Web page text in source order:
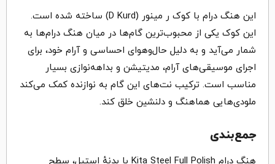
این هنگ درام با کوک ر مینور (D Kurd) ساخته شده است.
این کوک یکی از محبوب‌ترین گام‌ها در میان هنگ درام‌ها به
شمار می‌آید و به دلیل حال‌وهوای احساسی و آرام خود، برای
اجرای موسیقی‌های آرام، مدیتیشن و بداهه‌نوازی بسیار
مناسب است. ترکیب نت‌های این گام به نوازنده کمک می‌کند
ملودی‌هایی هماهنگ و دلنشین خلق کند.
جمع‌بندی
هنگ درام Kita Steel Full Polish با بدنهٔ استیل، سطح